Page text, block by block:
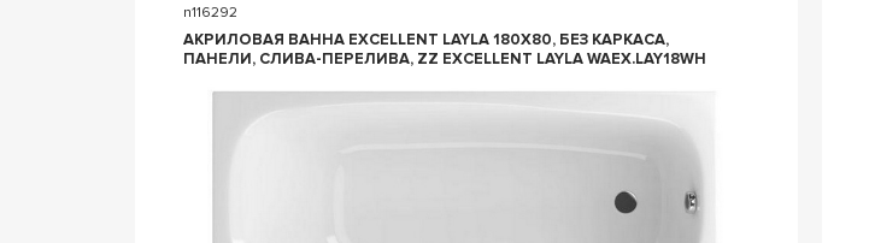
n116292
АКРИЛОВАЯ ВАННА EXCELLENT LAYLA 180X80, БЕЗ КАРКАСА,
ПАНЕЛИ, СЛИВА-ПЕРЕЛИВА, ZZ EXCELLENT LAYLA WAEX.LAY18WH